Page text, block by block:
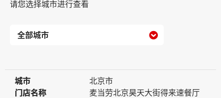
请您选择城市进行查看

城市
城市
北京市
门店名称
门店名称
麦当劳北京昊天大街得来速餐厅